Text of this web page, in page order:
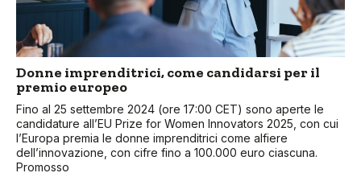
Donne imprenditrici, come candidarsi per il
premio europeo
Fino al 25 settembre 2024 (ore 17:00 CET) sono aperte le
candidature all’EU Prize for Women Innovators 2025, con cui
l’Europa premia le donne imprenditrici come alfiere
dell’innovazione, con cifre fino a 100.000 euro ciascuna.
Promosso